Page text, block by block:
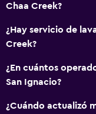
Chaa Creek?
¿Hay servicio de
Creek?
¿En cuántos
San Ignacio?
¿Cuándo actualizó